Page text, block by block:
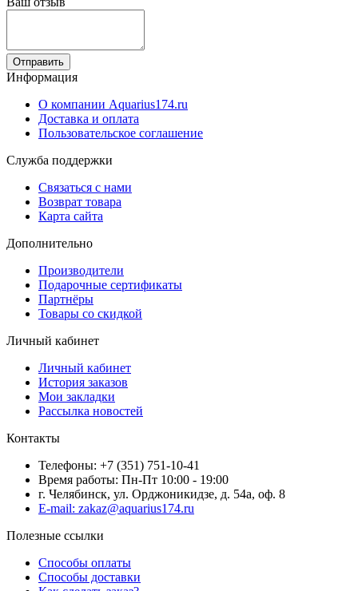
Отправить
Информация
О компании Aquarius174.ru
Доставка и оплата
Пользовательское соглашение
Служба поддержки
Связаться с нами
Возврат товара
Карта сайта
Дополнительно
Производители
Подарочные сертификаты
Партнёры
Товары со скидкой
Личный кабинет
Личный кабинет
История заказов
Мои закладки
Рассылка новостей
Контакты
Телефоны: +7 (351) 751-10-41
Время работы: Пн-Пт 10:00 - 19:00
г. Челябинск, ул. Орджоникидзе, д. 54а, оф. 8
E-mail: zakaz@aquarius174.ru
Полезные ссылки
Способы оплаты
Способы доставки